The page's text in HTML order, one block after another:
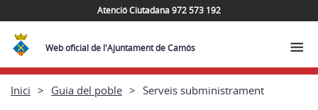
Atenció Ciutadana 972 573 192
Web oficial de l'Ajuntament de Camós
Inici Guia del poble Serveis subministrament